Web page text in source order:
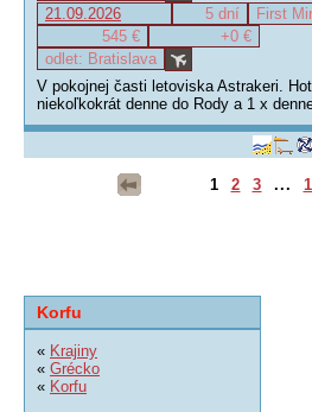
21.09.2026
5 dní
First
545 €
+0 €
odlet: Bratislava
V pokojnej časti letoviska Astrakeri.
niekoľkokrát denne do Rody a 1 x
1 2 3 ...
Korfu
« Krajiny
« Grécko
« Korfu